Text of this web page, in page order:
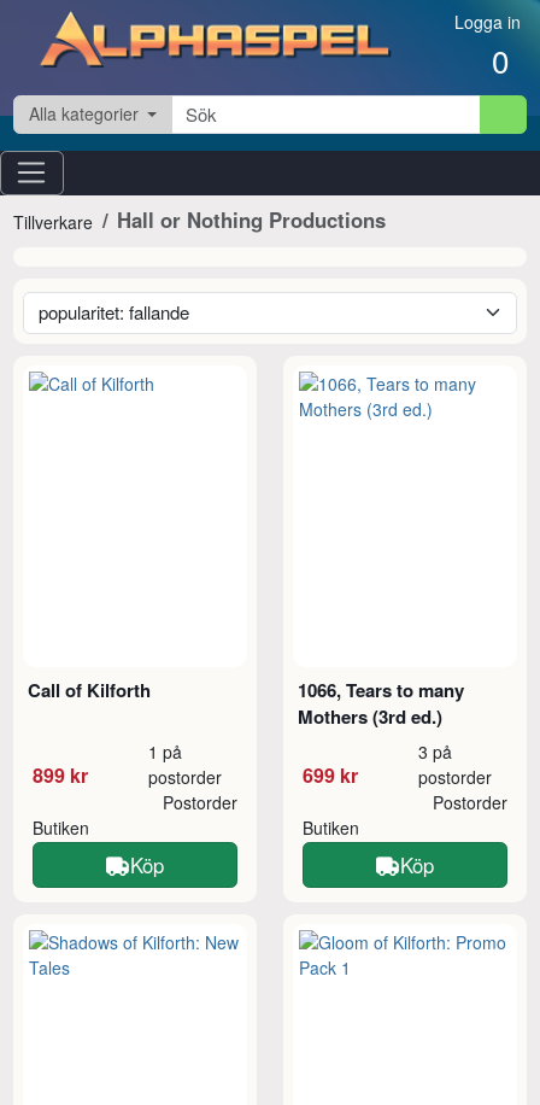
Hoppa till innehåll Logga in
0
Alla kategorier
Tillverkare Hall or Nothing Productions
Call of Kilforth
899 kr
1 på
postorder
Butiken
Postorder
Köp
1066, Tears to many
Mothers (3rd ed.)
699 kr
3 på
postorder
Butiken
Postorder
Köp